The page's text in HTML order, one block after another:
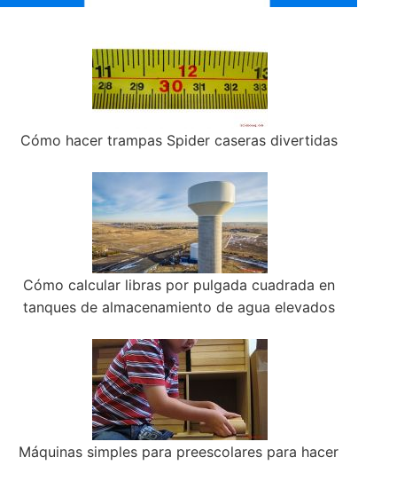
Cómo hacer trampas Spider caseras divertidas
Cómo calcular libras por pulgada cuadrada en
tanques de almacenamiento de agua elevados
Máquinas simples para preescolares para hacer